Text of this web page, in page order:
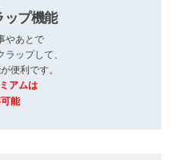
ップ機能
やあとで
ップして、
便利です。
アムは
能